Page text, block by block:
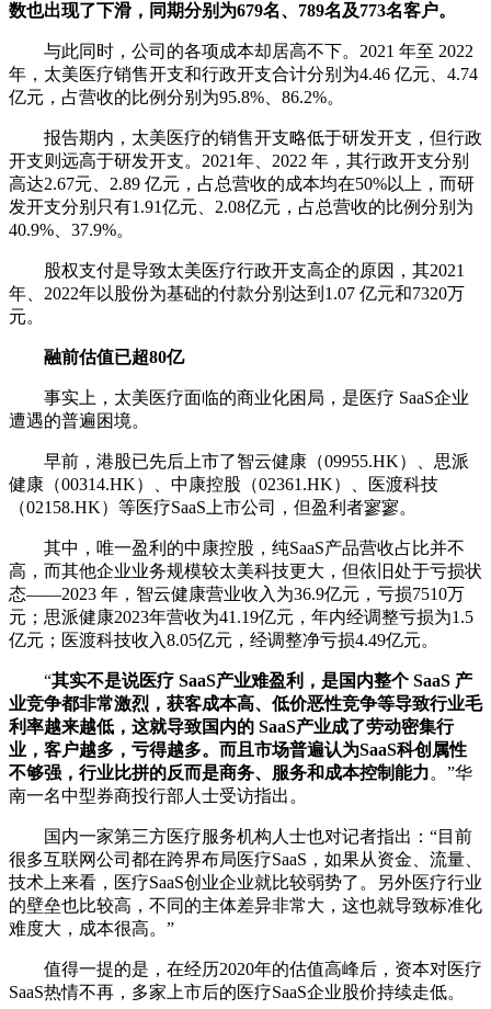
数也出现了下滑，同期分别为679名、789名及773名客户。
与此同时，公司的各项成本却居高不下。2021 年至 2022
年，太美医疗销售开支和行政开支合计分别为4.46 亿元、4.74
亿元，占营收的比例分别为95.8%、86.2%。
报告期内，太美医疗的销售开支略低于研发开支，但行政
开支则远高于研发开支。2021年、2022 年，其行政开支分别
高达2.67元、2.89 亿元，占总营收的成本均在50%以上，而研
发开支分别只有1.91亿元、2.08亿元，占总营收的比例分别为
40.9%、37.9%。
股权支付是导致太美医疗行政开支高企的原因，其2021
年、2022年以股份为基础的付款分别达到1.07 亿元和7320万
元。
融前估值已超80亿
事实上，太美医疗面临的商业化困局，是医疗 SaaS企业
遭遇的普遍困境。
早前，港股已先后上市了智云健康（09955.HK）、思派
健康（00314.HK）、中康控股（02361.HK）、医渡科技
（02158.HK）等医疗SaaS上市公司，但盈利者寥寥。
其中，唯一盈利的中康控股，纯SaaS产品营收占比并不
高，而其他企业业务规模较太美科技更大，但依旧处于亏损状
态——2023 年，智云健康营业收入为36.9亿元，亏损7510万
元；思派健康2023年营收为41.19亿元，年内经调整亏损为1.5
亿元；医渡科技收入8.05亿元，经调整净亏损4.49亿元。
“其实不是说医疗 SaaS产业难盈利，是国内整个 SaaS 产
业竞争都非常激烈，获客成本高、低价恶性竞争等导致行业毛
利率越来越低，这就导致国内的 SaaS产业成了劳动密集行
业，客户越多，亏得越多。而且市场普遍认为SaaS科创属性
不够强，行业比拼的反而是商务、服务和成本控制能力。”华
南一名中型券商投行部人士受访指出。
国内一家第三方医疗服务机构人士也对记者指出：“目前
很多互联网公司都在跨界布局医疗SaaS，如果从资金、流量、
技术上来看，医疗SaaS创业企业就比较弱势了。另外医疗行业
的壁垒也比较高，不同的主体差异非常大，这也就导致标准化
难度大，成本很高。”
值得一提的是，在经历2020年的估值高峰后，资本对医疗
SaaS热情不再，多家上市后的医疗SaaS企业股价持续走低。